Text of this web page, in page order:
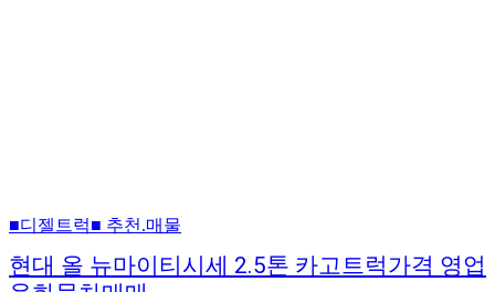
■디젤트럭■ 추천.매물
현대 올 뉴마이티시세 2.5톤 카고트럭가격 영업